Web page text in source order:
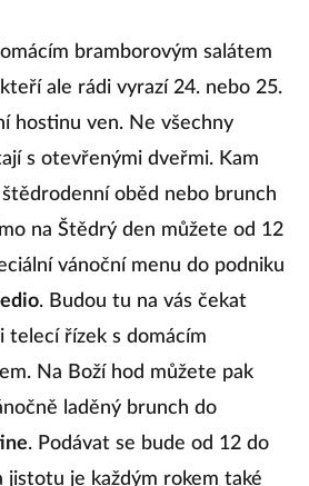
bramborovým salátem
ale rádi vyrazí 24. nebo 25.
hostinu ven. Ne všechny
s otevřenými dveřmi. Kam
oběd nebo brunch
na Štědrý den můžete od 12
vánoční menu do podniku
. Budou tu na vás čekat
telecí řízek s domácím
Na Boží hod můžete pak
laděný brunch do
. Podávat se bude od 12 do
jistotu je každým rokem také